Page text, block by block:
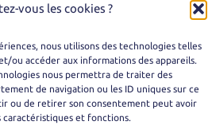
vous les cookies ?
nous utilisons des technologies telles
ou accéder aux informations des appareils.
nous permettra de traiter des
de navigation ou les ID uniques sur ce
ou de retirer son consentement peut avoir
et fonctions.
– START DISTRIB